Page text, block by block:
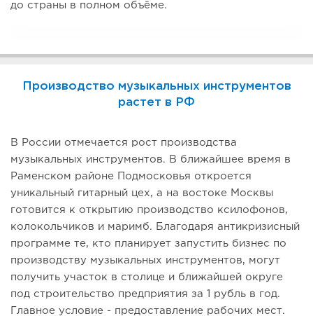
до страны в полном объёме.
Производство музыкальных инструментов
растет в РФ
В России отмечается рост производства
музыкальных инструментов. В ближайшее время в
Раменском районе Подмосковья откроется
уникальный гитарный цех, а на востоке Москвы
готовится к открытию производство ксилофонов,
колокольчиков и маримб. Благодаря антикризисный
программе те, кто планирует запустить бизнес по
производству музыкальных инструментов, могут
получить участок в столице и ближайшей округе
под строительство предприятия за 1 рубль в год.
Главное условие - предоставление рабочих мест.